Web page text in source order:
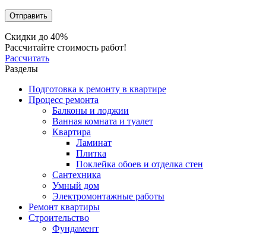
Скидки до 40%
Рассчитайте стоимость работ!
Рассчитать
Разделы
Подготовка к ремонту в квартире
Процесс ремонта
Балконы и лоджии
Ванная комната и туалет
Квартира
Ламинат
Плитка
Поклейка обоев и отделка стен
Сантехника
Умный дом
Электромонтажные работы
Ремонт квартиры
Строительство
Фундамент